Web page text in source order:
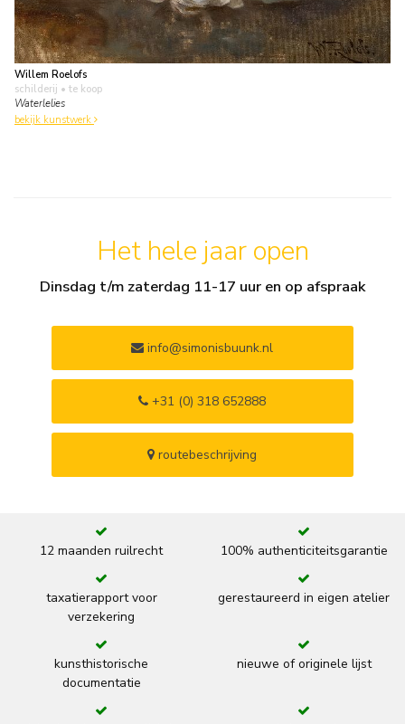
Willem Roelofs
schilderij • te koop
Waterlelies
bekijk kunstwerk
Het hele jaar open
Dinsdag t/m zaterdag 11-17 uur en op afspraak
info@simonisbuunk.nl
+31 (0) 318 652888
routebeschrijving
12 maanden ruilrecht 100% authenticiteitsgarantie
taxatierapport voor
verzekering
gerestaureerd in eigen atelier
kunsthistorische
documentatie
nieuwe of originele lijst